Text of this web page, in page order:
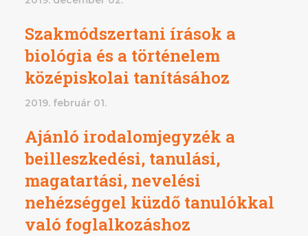
Szakmódszertani írások a
biológia és a történelem
középiskolai tanításához
2019. február 01.
Ajánló irodalomjegyzék a
beilleszkedési, tanulási,
magatartási, nevelési
nehézséggel küzdő tanulókkal
való foglalkozáshoz